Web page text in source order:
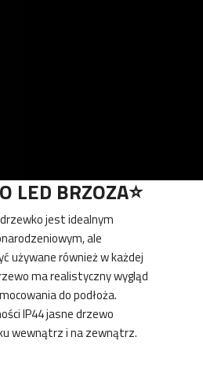
LED BRZOZA⭐️
jest idealnym
ale
używane również w każdej
ma realistyczny wygląd
do podłoża.
IP44 jasne drzewo
wewnątrz i na zewnątrz.